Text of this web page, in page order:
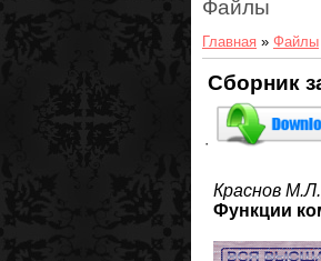
Файлы
Главная » Файлы
Сборник
·
Краснов
Функции